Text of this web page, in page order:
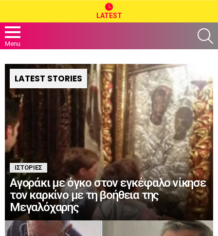
LATEST
Menu
LATEST STORIES
ΙΣΤΟΡΊΕΣ
Αγοράκι με όγκο στον εγκέφαλο νίκησε
τον καρκίνο με τη βοήθεια της
Μεγαλόχαρης